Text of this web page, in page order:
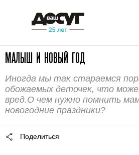
МАЛЫШ И НОВЫЙ ГОД
Иногда мы так стараемся
обожаемых деточек, что
вред.О чем нужно помнить
новогодние праздники?
Поделиться